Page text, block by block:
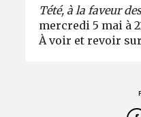
Tété, à la faveur
mercredi 5 mai à
À voir et revoir